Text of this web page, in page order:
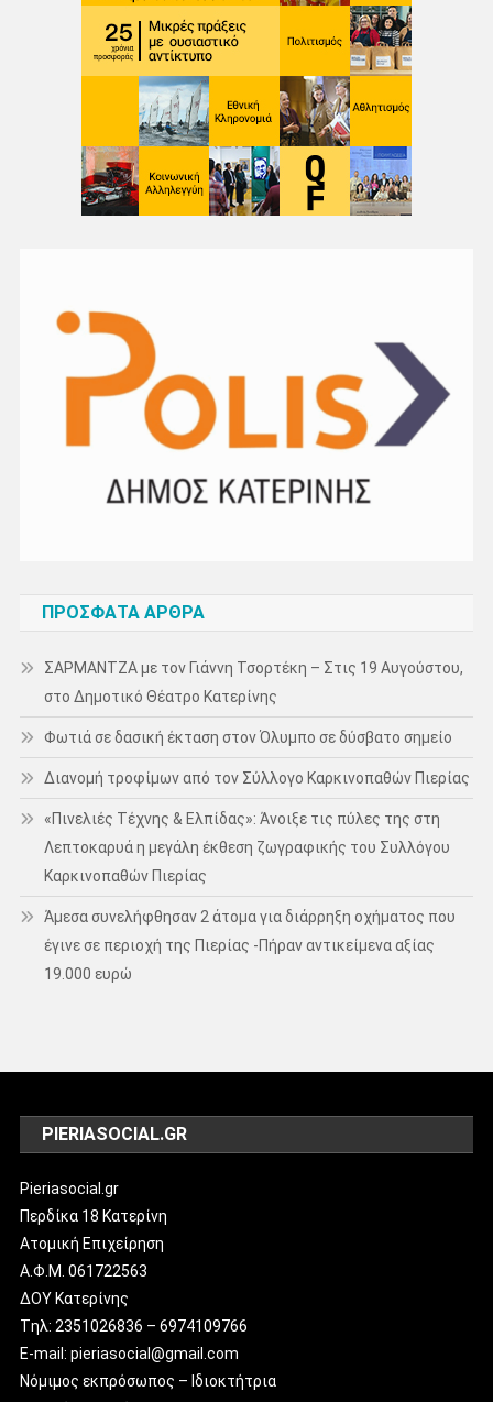
ΠΡΌΣΦΑΤΑ ΆΡΘΡΑ
ΣΑΡΜΑΝΤΖΑ με τον Γιάννη Τσορτέκη – Στις 19 Αυγούστου,
στο Δημοτικό Θέατρο Κατερίνης
Φωτιά σε δασική έκταση στον Όλυμπο σε δύσβατο σημείο
Διανομή τροφίμων από τον Σύλλογο Καρκινοπαθών Πιερίας
«Πινελιές Τέχνης & Ελπίδας»: Άνοιξε τις πύλες της στη
Λεπτοκαρυά η μεγάλη έκθεση ζωγραφικής του Συλλόγου
Καρκινοπαθών Πιερίας
Άμεσα συνελήφθησαν 2 άτομα για διάρρηξη οχήματος που
έγινε σε περιοχή της Πιερίας -Πήραν αντικείμενα αξίας
19.000 ευρώ
PIERIASOCIAL.GR
Pieriasocial.gr
Περδίκα 18 Κατερίνη
Ατομική Επιχείρηση
Α.Φ.Μ. 061722563
ΔΟΥ Κατερίνης
Tηλ: 2351026836 – 6974109766
E-mail: pieriasocial@gmail.com
Νόμιμος εκπρόσωπος – Ιδιοκτήτρια